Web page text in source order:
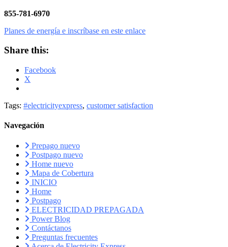
855-781-6970
Planes de energía e inscríbase en este enlace
Share this:
Facebook
X
Tags: #electricityexpress, customer satisfaction
Navegación
Prepago nuevo
Postpago nuevo
Home nuevo
Mapa de Cobertura
INICIO
Home
Postpago
ELECTRICIDAD PREPAGADA
Power Blog
Contáctanos
Preguntas frecuentes